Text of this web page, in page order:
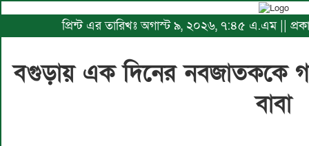
প্রিন্ট এর তারিখঃ অগাস্ট ৯, ২০২৬, ৭:৪৫ এ.এম ||
বগুড়ায় এক দিনের নবজাতককে
বাবা